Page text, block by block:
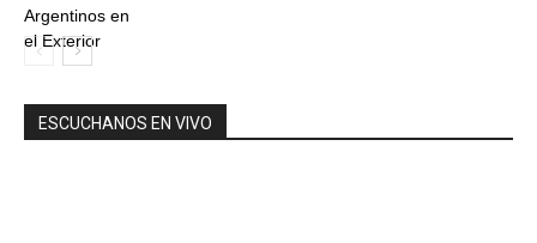
Argentinos en
el Exterior
ESCUCHANOS EN VIVO